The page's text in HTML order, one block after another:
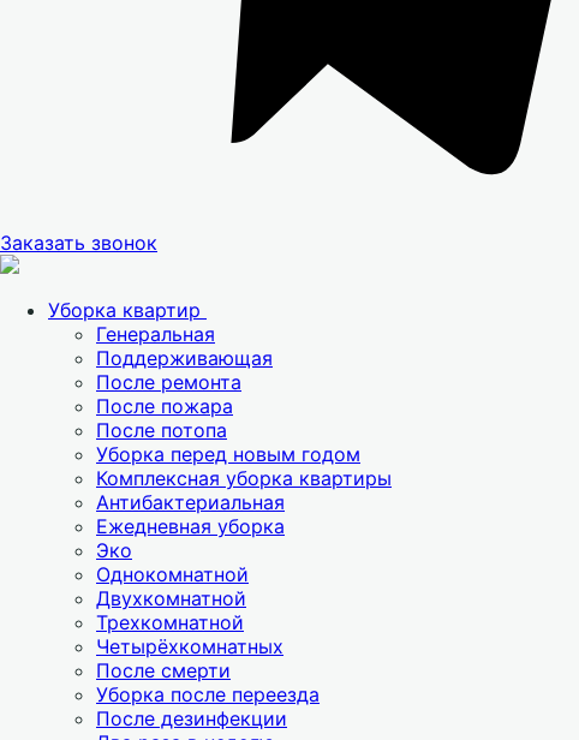
Заказать звонок
Уборка квартир
Генеральная
Поддерживающая
После ремонта
После пожара
После потопа
Уборка перед новым годом
Комплексная уборка квартиры
Антибактериальная
Ежедневная уборка
Эко
Однокомнатной
Двухкомнатной
Трехкомнатной
Четырёхкомнатных
После смерти
Уборка после переезда
После дезинфекции